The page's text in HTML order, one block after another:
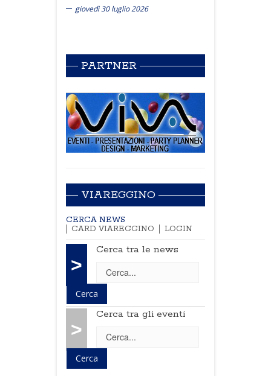
giovedì 30 luglio 2026
PARTNER
VIAREGGINO
CERCA NEWS
CARD VIAREGGINO
LOGIN
>
Cerca tra le news
>
Cerca tra gli eventi